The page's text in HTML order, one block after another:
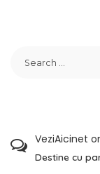
VeziAicinet
Destine cu